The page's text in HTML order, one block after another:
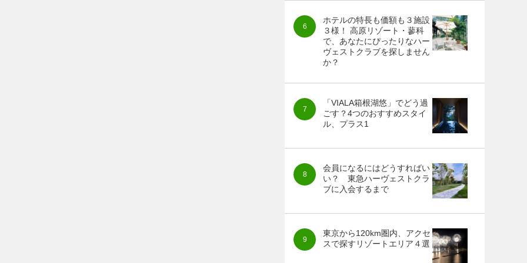
ホテルの特長も価額も３施設
３様！ 高原リゾート・蓼科
で、あなたにぴったりなハー
ヴェストクラブを探しません
か？
「VIALA箱根湖悠」でどう過
ごす？4つのおすすめスタイ
ル、プラス1
会員になるにはどうすればい
い？ 東急ハーヴェストクラ
ブに入会するまで
東京から120km圏内、アクセ
スで探すリゾートエリア４選